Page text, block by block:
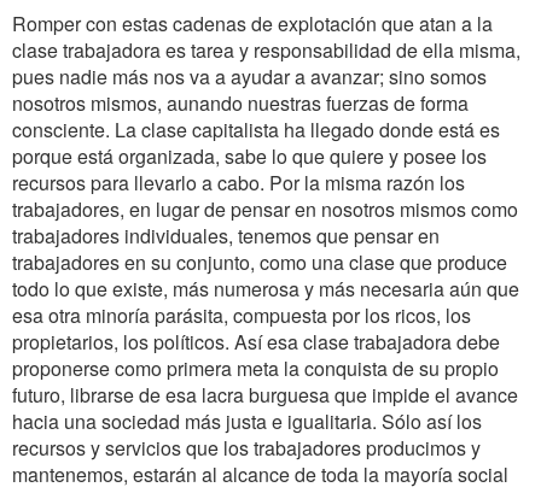
Romper con estas cadenas de explotación que atan a la
clase trabajadora es tarea y responsabilidad de ella misma,
pues nadie más nos va a ayudar a avanzar; sino somos
nosotros mismos, aunando nuestras fuerzas de forma
consciente. La clase capitalista ha llegado donde está es
porque está organizada, sabe lo que quiere y posee los
recursos para llevarlo a cabo. Por la misma razón los
trabajadores, en lugar de pensar en nosotros mismos como
trabajadores individuales, tenemos que pensar en
trabajadores en su conjunto, como una clase que produce
todo lo que existe, más numerosa y más necesaria aún que
esa otra minoría parásita, compuesta por los ricos, los
propietarios, los políticos. Así esa clase trabajadora debe
proponerse como primera meta la conquista de su propio
futuro, librarse de esa lacra burguesa que impide el avance
hacia una sociedad más justa e igualitaria. Sólo así los
recursos y servicios que los trabajadores producimos y
mantenemos, estarán al alcance de toda la mayoría social